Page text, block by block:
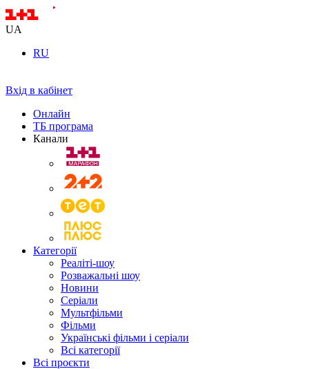
UA
RU
Вхід в кабінет
Онлайн
ТБ програма
Канали
Категорії
Реаліті-шоу
Розважальні шоу
Новини
Серіали
Мультфільми
Фільми
Українські фільми і серіали
Всі категорії
Всі проєкти